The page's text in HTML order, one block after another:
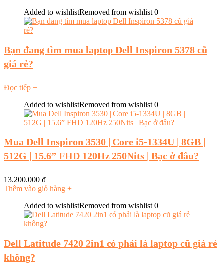
Added to wishlistRemoved from wishlist 0
Bạn đang tìm mua laptop Dell Inspiron 5378 cũ
giá rẻ?
Đọc tiếp +
Added to wishlistRemoved from wishlist 0
Mua Dell Inspiron 3530 | Core i5-1334U | 8GB |
512G | 15.6” FHD 120Hz 250Nits | Bạc ở đâu?
13.200.000 ₫
Thêm vào giỏ hàng +
Added to wishlistRemoved from wishlist 0
Dell Latitude 7420 2in1 có phải là laptop cũ giá rẻ
không?